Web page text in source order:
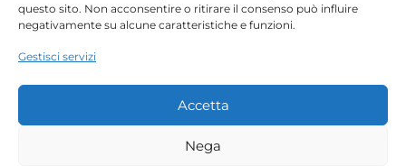
questo sito. Non acconsentire o ritirare il consenso può influire
negativamente su alcune caratteristiche e funzioni.
Gestisci servizi
Accetta
Nega
turistica grazie al suo patrimonio storico, alle spiagge
Turismo e Attrazioni